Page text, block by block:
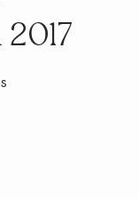
2017